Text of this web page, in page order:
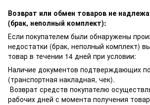
Возврат или обмен товаров не
(брак, неполный комплект):
Если покупателем были обнаружены
недостатки (брак, неполный комплект)
товар в течении 14 дней при условии:
Наличие документов подтверждающих
(транспортная накладная, чек).
Возврат средств покупателю
рабочих дней с момента получения